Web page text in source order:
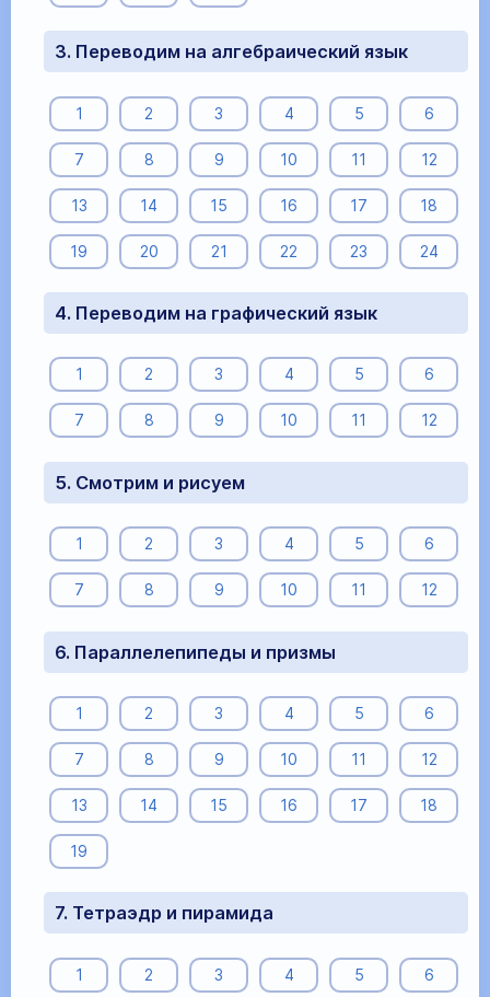
3. Переводим на алгебраический язык
1 2 3 4 5 6
7 8 9 10 11 12
13 14 15 16 17 18
19 20 21 22 23 24
4. Переводим на графический язык
1 2 3 4 5 6
7 8 9 10 11 12
5. Смотрим и рисуем
1 2 3 4 5 6
7 8 9 10 11 12
6. Параллелепипеды и призмы
1 2 3 4 5 6
7 8 9 10 11 12
13 14 15 16 17 18
19
7. Тетраэдр и пирамида
1 2 3 4 5 6